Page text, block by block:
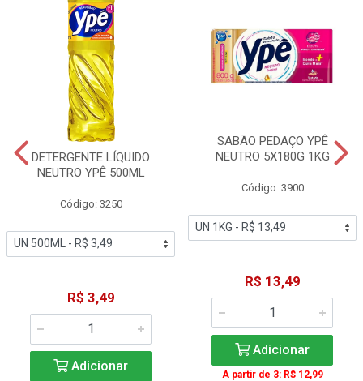
DETERGENTE LÍQUIDO
NEUTRO YPÊ 500ML
Código: 3250
R$ 3,49
Adicionar
SABÃO PEDAÇO YPÊ
NEUTRO 5X180G 1KG
Código: 3900
R$ 13,49
Adicionar
A partir de 3: R$ 12,99